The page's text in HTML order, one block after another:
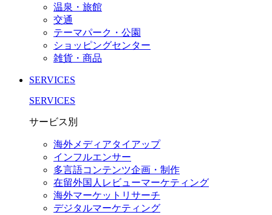
温泉・旅館
交通
テーマパーク・公園
ショッピングセンター
雑貨・商品
SERVICES
SERVICES
サービス別
海外メディアタイアップ
インフルエンサー
多言語コンテンツ企画・制作
在留外国⼈レビューマーケティング
海外マーケットリサーチ
デジタルマーケティング